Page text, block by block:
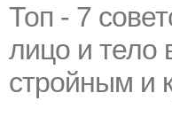
Топ - 7
лицо и тело
стройным и